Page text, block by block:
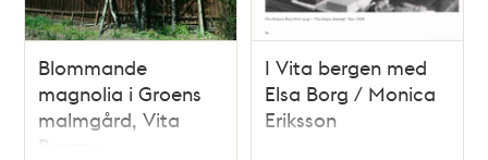
Blommande
magnolia i Groens
malmgård, Vita
Bergen
I Vita bergen med
Elsa Borg / Monica
Eriksson